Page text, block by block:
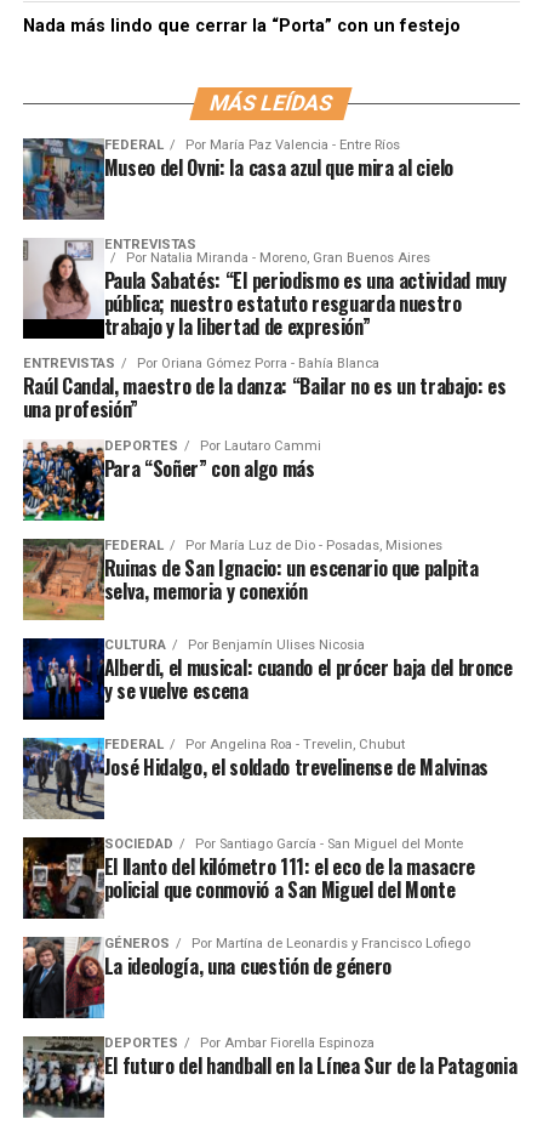
Nada más lindo que cerrar la “Porta” con un festejo
MÁS LEÍDAS
FEDERAL Por María Paz Valencia - Entre Ríos
Museo del Ovni: la casa azul que mira al cielo
ENTREVISTAS
Por Natalia Miranda - Moreno, Gran Buenos Aires
Paula Sabatés: “El periodismo es una actividad muy
pública; nuestro estatuto resguarda nuestro
trabajo y la libertad de expresión”
ENTREVISTAS Por Oriana Gómez Porra - Bahía Blanca
Raúl Candal, maestro de la danza: “Bailar no es un trabajo: es
una profesión”
DEPORTES Por Lautaro Cammi
Para “Soñer” con algo más
FEDERAL Por María Luz de Dio - Posadas, Misiones
Ruinas de San Ignacio: un escenario que palpita
selva, memoria y conexión
CULTURA Por Benjamín Ulises Nicosia
Alberdi, el musical: cuando el prócer baja del bronce
y se vuelve escena
FEDERAL Por Angelina Roa - Trevelin, Chubut
José Hidalgo, el soldado trevelinense de Malvinas
SOCIEDAD Por Santiago García - San Miguel del Monte
El llanto del kilómetro 111: el eco de la masacre
policial que conmovió a San Miguel del Monte
GÉNEROS Por Martína de Leonardis y Francisco Lofiego
La ideología, una cuestión de género
DEPORTES Por Ambar Fiorella Espinoza
El futuro del handball en la Línea Sur de la Patagonia